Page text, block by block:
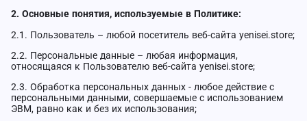
2. Основные понятия, используемые в Политике:
2.1. Пользователь – любой посетитель веб-сайта yenisei.store;
2.2. Персональные данные – любая информация,
относящаяся к Пользователю веб-сайта yenisei.store;
2.3. Обработка персональных данных - любое действие с
персональными данными, совершаемые с использованием
ЭВМ, равно как и без их использования;